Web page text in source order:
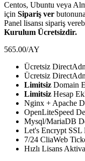
Centos, Ubuntu veya
için Sipariş ver
Panel lisansı sipariş
Kurulum Ücretsizdir.
565.00/AY
Ücretsiz
Ücretsiz
Limitsiz Domain
Limitsiz Hesap
Nginx + Apache
OpenLiteSpeed
Mysql/MariaDB
Let's Encrypt SSL
7/24 CliaWeb
Hızlı Lisans